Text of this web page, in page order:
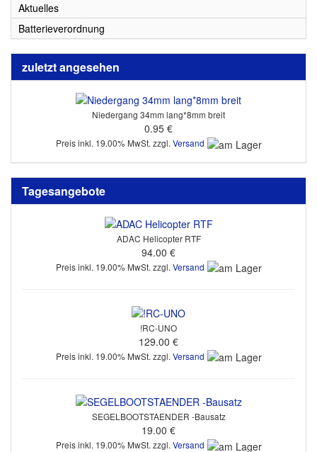
Aktuelles
Batterieverordnung
zuletzt angesehen
Niedergang 34mm lang*8mm breit
0.95 €
Preis inkl. 19.00% MwSt. zzgl. Versand
Tagesangebote
ADAC Helicopter RTF
94.00 €
Preis inkl. 19.00% MwSt. zzgl. Versand
!RC-UNO
129.00 €
Preis inkl. 19.00% MwSt. zzgl. Versand
SEGELBOOTSTAENDER -Bausatz
19.00 €
Preis inkl. 19.00% MwSt. zzgl. Versand